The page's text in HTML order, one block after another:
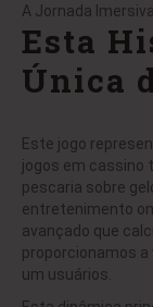
A Jornada
Esta
Única
Este jogo
jogos em cassino
pescaria sobre
entretenimento
avançado que
proporcionamos a
um usuários.